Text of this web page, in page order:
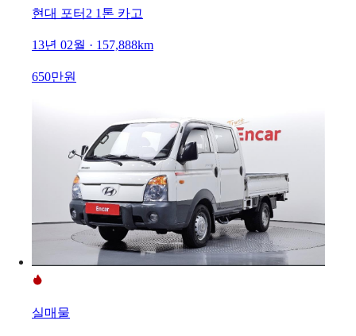
현대 포터2 1톤 카고
13년 02월 · 157,888km
650만원
실매물